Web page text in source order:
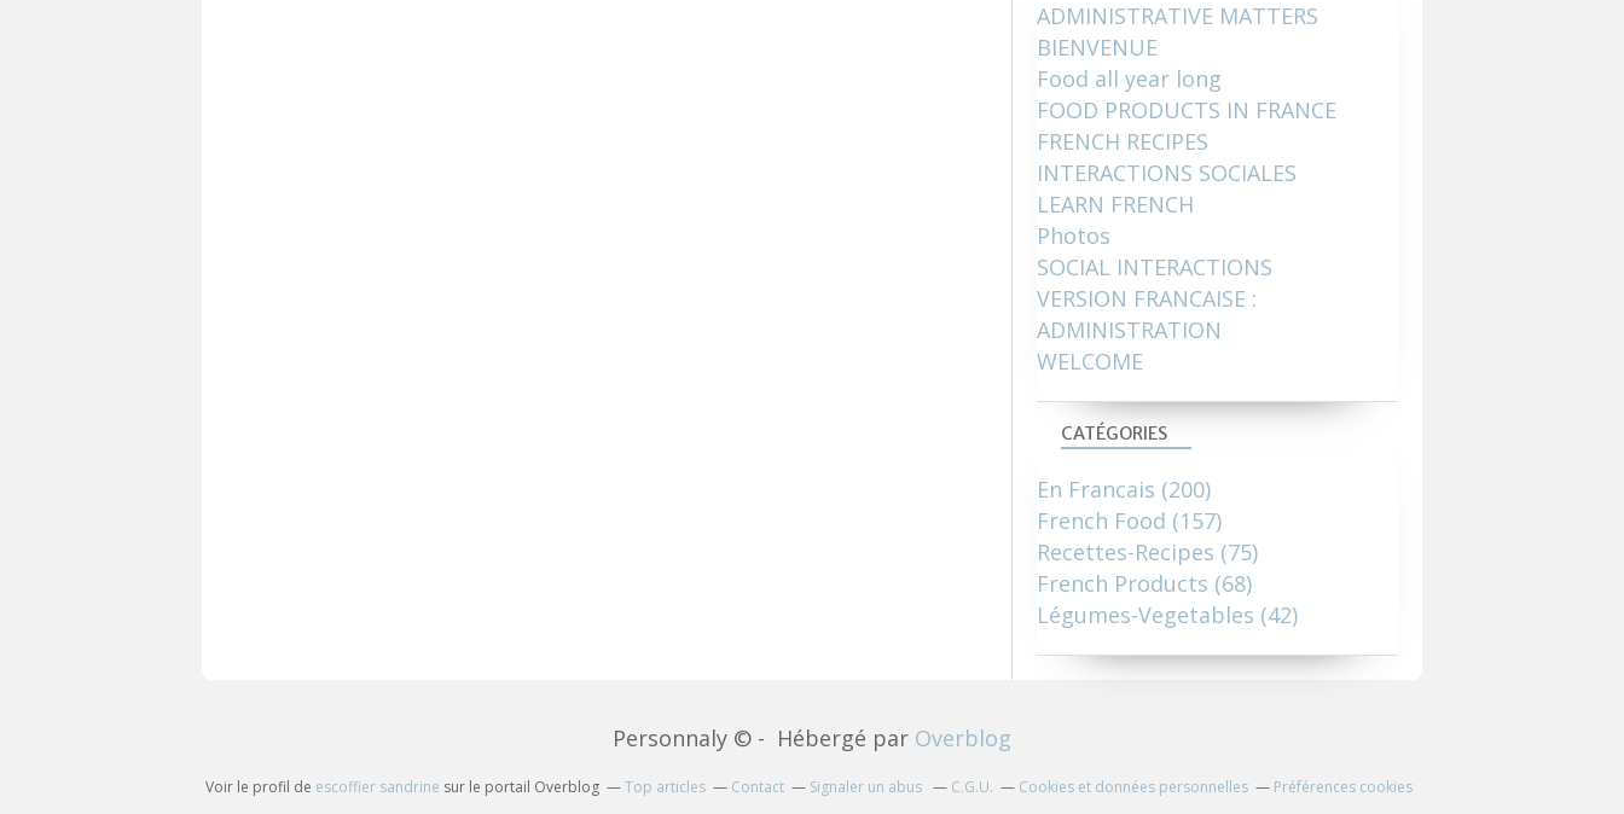
ADMINISTRATIVE MATTERS
BIENVENUE
Food all year long
FOOD PRODUCTS IN FRANCE
FRENCH RECIPES
INTERACTIONS SOCIALES
LEARN FRENCH
Photos
SOCIAL INTERACTIONS
VERSION FRANCAISE :
ADMINISTRATION
WELCOME
CATÉGORIES
En Francais (200)
French Food (157)
Recettes-Recipes (75)
French Products (68)
Légumes-Vegetables (42)
Personnaly © - Hébergé par Overblog
Voir le profil de escoffier sandrine sur le portail Overblog Top articles Contact Signaler un abus C.G.U. Cookies et données personnelles Préférences cookies